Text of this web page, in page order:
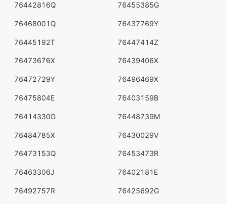
76442816Q 76455385G
76468001Q 76437769Y
76445192T 76447414Z
76473676X 76439406X
76472729Y 76496469X
76475804E 76403159B
76414330G 76448739M
76484785X 76430029V
76473153Q 76453473R
76463306J 76402181E
76492757R 76425692G